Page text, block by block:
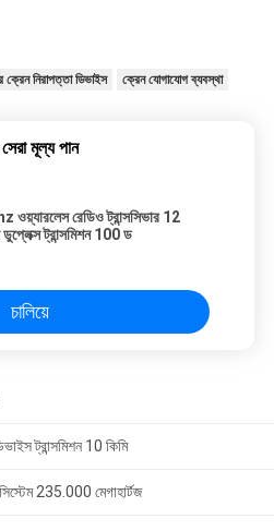
ক্রেন নিরাপত্তা ডিভাইস ক্রেন যোগাযোগ ব্যবস্থা
মূল্য পান
ওয়্যারলেস রেডিও ট্রান্সসিভার 12
ডুপ্লেক্স ট্রান্সমিশন 100 ড
চালিয়ে
ট্রান্সমিশন 10 কিমি
235.000 মেগাহার্টজ